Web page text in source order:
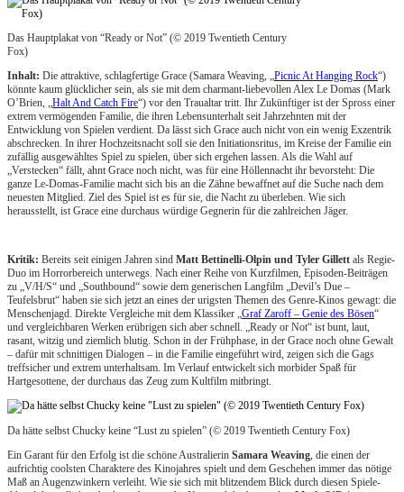
Das Hauptplakat von “Ready or Not” (© 2019 Twentieth Century
Fox)
Inhalt: Die attraktive, schlagfertige Grace (Samara Weaving, „Picnic At Hanging Rock“)
könnte kaum glücklicher sein, als sie mit dem charmant-liebevollen Alex Le Domas (Mark
O’Brien, „Halt And Catch Fire“) vor den Traualtar tritt. Ihr Zukünftiger ist der Spross einer
extrem vermögenden Familie, die ihren Lebensunterhalt seit Jahrzehnten mit der
Entwicklung von Spielen verdient. Da lässt sich Grace auch nicht von ein wenig Exzentrik
abschrecken. In ihrer Hochzeitsnacht soll sie den Initiationsritus, im Kreise der Familie ein
zufällig ausgewähltes Spiel zu spielen, über sich ergehen lassen. Als die Wahl auf
„Verstecken“ fällt, ahnt Grace noch nicht, was für eine Höllennacht ihr bevorsteht: Die
ganze Le-Domas-Familie macht sich bis an die Zähne bewaffnet auf die Suche nach dem
neuesten Mitglied. Ziel des Spiel ist es für sie, die Nacht zu überleben. Wie sich
herausstellt, ist Grace eine durchaus würdige Gegnerin für die zahlreichen Jäger.
Kritik: Bereits seit einigen Jahren sind Matt Bettinelli-Olpin und Tyler Gillett als Regie-
Duo im Horrorbereich unterwegs. Nach einer Reihe von Kurzfilmen, Episoden-Beiträgen
zu „V/H/S“ und „Southbound“ sowie dem generischen Langfilm „Devil’s Due –
Teufelsbrut“ haben sie sich jetzt an eines der urigsten Themen des Genre-Kinos gewagt: die
Menschenjagd. Direkte Vergleiche mit dem Klassiker „Graf Zaroff – Genie des Bösen“
und vergleichbaren Werken erübrigen sich aber schnell. „Ready or Not“ ist bunt, laut,
rasant, witzig und ziemlich blutig. Schon in der Frühphase, in der Grace noch ohne Gewalt
– dafür mit schnittigen Dialogen – in die Familie eingeführt wird, zeigen sich die Gags
treffsicher und extrem unterhaltsam. Im Verlauf entwickelt sich morbider Spaß für
Hartgesottene, der durchaus das Zeug zum Kultfilm mitbringt.
Da hätte selbst Chucky keine “Lust zu spielen” (© 2019 Twentieth Century Fox)
Ein Garant für den Erfolg ist die schöne Australierin Samara Weaving, die einen der
aufrichtig coolsten Charaktere des Kinojahres spielt und dem Geschehen immer das nötige
Maß an Augenzwinkern verleiht. Wie sie sich mit blitzendem Blick durch diesen Spiele-